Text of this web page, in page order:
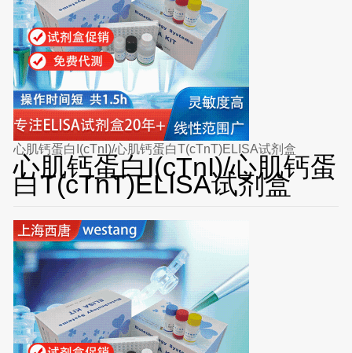
心肌钙蛋白I(cTnI)/心肌钙蛋白T(cTnT)ELISA试剂盒
心肌钙蛋白I(cTnI)/心肌钙蛋
白T(cTnT)ELISA试剂盒